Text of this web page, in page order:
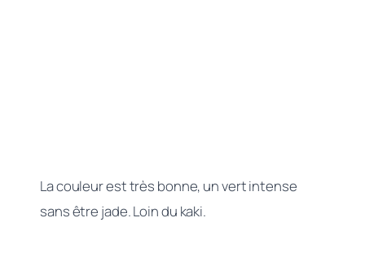
La couleur est très bonne, un vert intense
sans être jade. Loin du kaki.